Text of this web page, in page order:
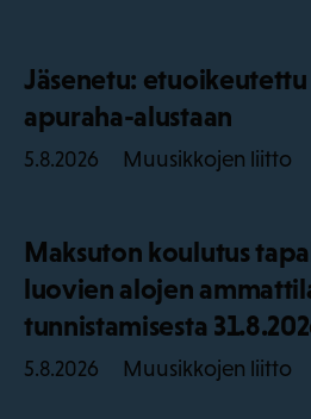
Jäsenetu:
apuraha-alustaan
5.8.2026 Muusikkojen liitto
Maksuton koulutus
luovien alojen
tunnistamisesta
5.8.2026 Muusikkojen liitto